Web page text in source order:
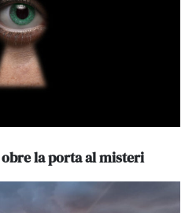
la porta al misteri